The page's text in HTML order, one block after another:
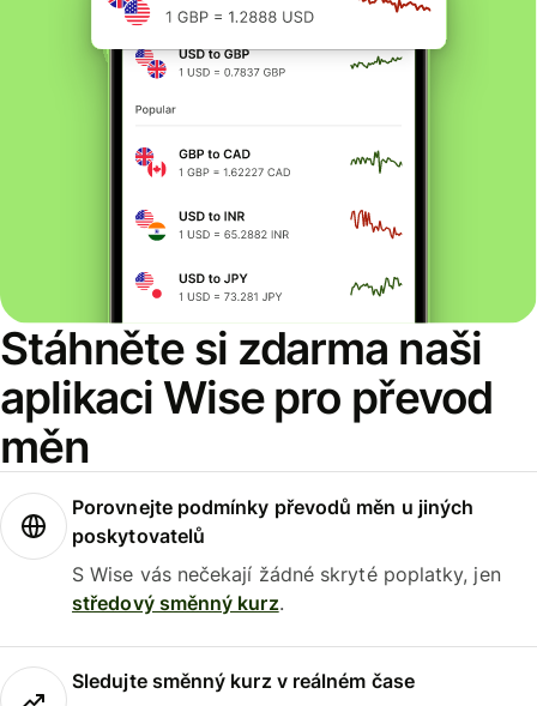
Stáhněte si zdarma naši
aplikaci Wise pro převod
měn
Porovnejte podmínky převodů měn u jiných
poskytovatelů
S Wise vás nečekají žádné skryté poplatky, jen
středový směnný kurz.
Sledujte směnný kurz v reálném čase